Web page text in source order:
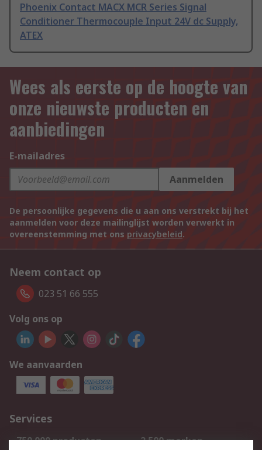
Phoenix Contact MACX MCR Series Signal
Conditioner Thermocouple Input 24V dc Supply,
ATEX
Wees als eerste op de hoogte van
onze nieuwste producten en
aanbiedingen
E-mailadres
Aanmelden
De persoonlijke gegevens die u aan ons verstrekt bij het
aanmelden voor deze mailinglijst worden verwerkt in
overeenstemming met ons privacybeleid.
Neem contact op
023 51 66 555
Volg ons op
We aanvaarden
Services
750.000 producten
2.500 merken